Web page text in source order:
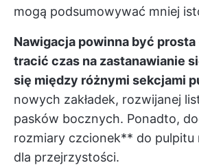
mogą podsumowywać mniej
Nawigacja powinna być prosta
tracić czas na zastanawianie
się między różnymi sekcjami
nowych zakładek, rozwijanej
pasków bocznych. Ponadto,
rozmiary czcionek** do pulpitu
dla przejrzystości.